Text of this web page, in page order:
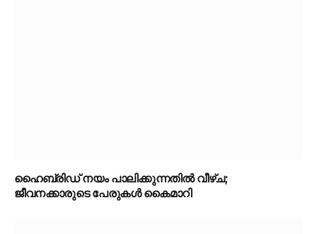
ഹൈബ്രിഡ് നയം പാലിക്കുന്നതിൽ വീഴ്ച;
ജീവനക്കാരുടെ പേരുകൾ കൈമാറി